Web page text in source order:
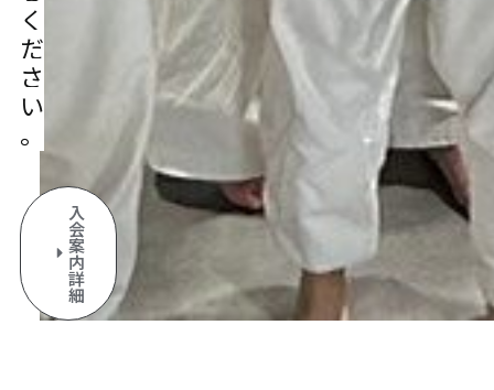
く
だ
さ
い
。
入
会
案
内
詳
細